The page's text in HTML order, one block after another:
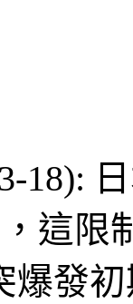
18):
這限
爆發